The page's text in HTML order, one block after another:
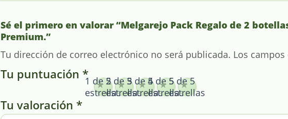
Sé el primero en valorar “Melgarejo Pack Regalo de 2
Premium.”
Tu dirección de correo electrónico no será publicada. Los
Tu puntuación *1 de 5
estrellas
2 de 5
estrellas
3 de 5
estrellas
4 de 5
estrellas
5 de 5
estrellas
Tu valoración *